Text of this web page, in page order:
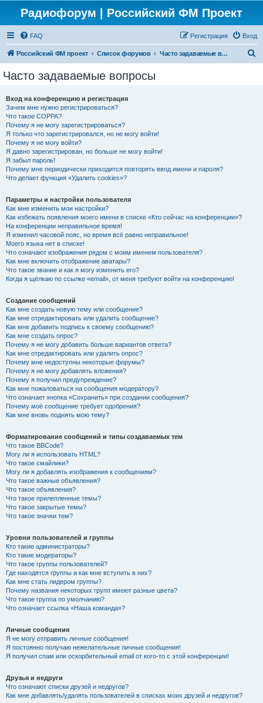
Радиофорум | Российский ФМ Проект
FAQ Вход
Регистрация
Российский ФМ проект Список форумов Часто задаваемые вопросы
Часто задаваемые вопросы
Вход на конференцию и регистрация
Зачем мне нужно регистрироваться?
Что такое COPPA?
Почему я не могу зарегистрироваться?
Я только что зарегистрировался, но не могу войти!
Почему я не могу войти?
Я давно зарегистрирован, но больше не могу войти!
Я забыл пароль!
Почему мне периодически приходится повторять ввод имени и пароля?
Что делает функция «Удалить cookies»?
Параметры и настройки пользователя
Как мне изменить мои настройки?
Как избежать появления моего имени в списке «Кто сейчас на конференции»?
На конференции неправильное время!
Я изменил часовой пояс, но время всё равно неправильное!
Моего языка нет в списке!
Что означают изображения рядом с моим именем пользователя?
Как мне включить отображение аватары?
Что такое звание и как я могу изменить его?
Когда я щёлкаю по ссылке «email», от меня требуют войти на конференцию!
Создание сообщений
Как мне создать новую тему или сообщение?
Как мне отредактировать или удалить сообщение?
Как мне добавить подпись к своему сообщению?
Как мне создать опрос?
Почему я не могу добавить больше вариантов ответа?
Как мне отредактировать или удалить опрос?
Почему мне недоступны некоторые форумы?
Почему я не могу добавлять вложения?
Почему я получил предупреждение?
Как мне пожаловаться на сообщения модератору?
Что означает кнопка «Сохранить» при создании сообщения?
Почему моё сообщение требует одобрения?
Как мне вновь поднять мою тему?
Форматирование сообщений и типы создаваемых тем
Что такое BBCode?
Могу ли я использовать HTML?
Что такое смайлики?
Могу ли я добавлять изображения к сообщениям?
Что такое важные объявления?
Что такое объявления?
Что такое прилепленные темы?
Что такое закрытые темы?
Что такое значки тем?
Уровни пользователей и группы
Кто такие администраторы?
Кто такие модераторы?
Что такое группы пользователей?
Где находятся группы и как мне вступить в них?
Как мне стать лидером группы?
Почему названия некоторых групп имеют разные цвета?
Что такое группа по умолчанию?
Что означает ссылка «Наша команда»?
Личные сообщения
Я не могу отправить личные сообщения!
Я постоянно получаю нежелательные личные сообщения!
Я получил спам или оскорбительный email от кого-то с этой конференции!
Друзья и недруги
Что означают списки друзей и недругов?
Как мне добавлять/удалять пользователей в списках моих друзей и недругов?